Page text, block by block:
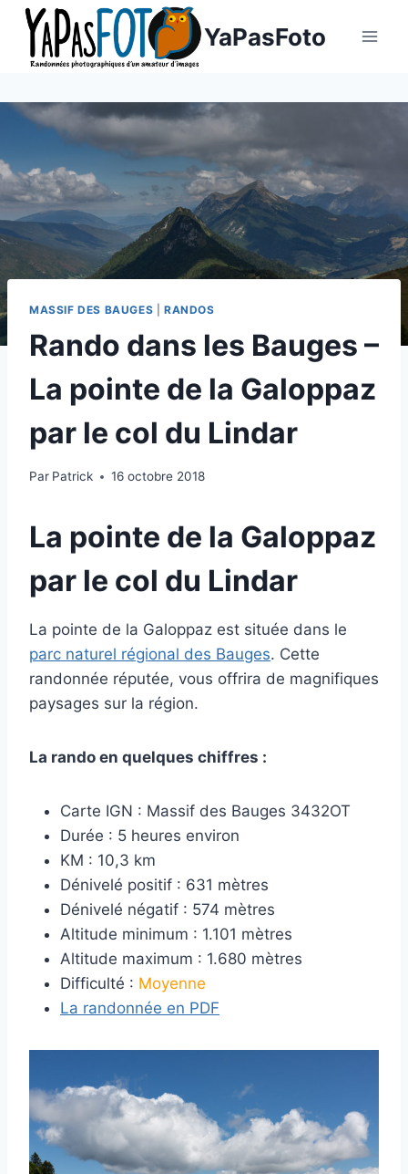
Aller
contenu
YaPasFoto
MASSIF DES BAUGES RANDOS
Rando dans les Bauges –
La pointe de la Galoppaz
par le col du Lindar
Par Patrick 16 octobre 2018
La pointe de la Galoppaz
par le col du Lindar
La pointe de la Galoppaz est située dans le
parc naturel régional des Bauges. Cette
randonnée réputée, vous offrira de magnifiques
paysages sur la région.
La rando en quelques chiffres :
Carte IGN : Massif des Bauges 3432OT
Durée : 5 heures environ
KM : 10,3 km
Dénivelé positif : 631 mètres
Dénivelé négatif : 574 mètres
Altitude minimum : 1.101 mètres
Altitude maximum : 1.680 mètres
Difficulté : Moyenne
La randonnée en PDF